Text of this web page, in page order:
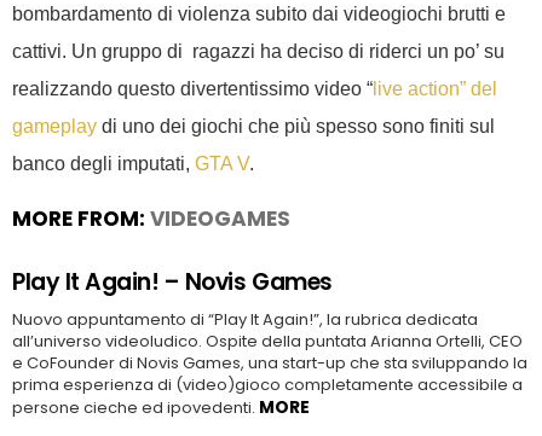
bombardamento di violenza subito dai videogiochi brutti e
cattivi. Un gruppo di ragazzi ha deciso di riderci un po’ su
realizzando questo divertentissimo video “ live action” del
gameplay di uno dei giochi che più spesso sono finiti sul
banco degli imputati, GTA V.
MORE FROM: VIDEOGAMES
Play It Again! – Novis Games
Nuovo appuntamento di “Play It Again!”, la rubrica dedicata
all’universo videoludico. Ospite della puntata Arianna Ortelli, CEO
e CoFounder di Novis Games, una start-up che sta sviluppando la
prima esperienza di (video)gioco completamente accessibile a
persone cieche ed ipovedenti. MORE